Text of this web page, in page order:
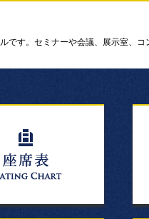
です。セミナーや会議、展示室、コ